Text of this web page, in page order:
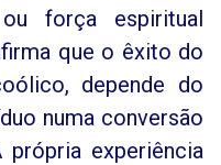
força espiritual
que o êxito do
depende do
numa conversão
experiência